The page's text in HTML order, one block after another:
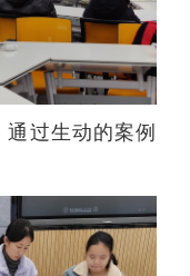
过生动的案例